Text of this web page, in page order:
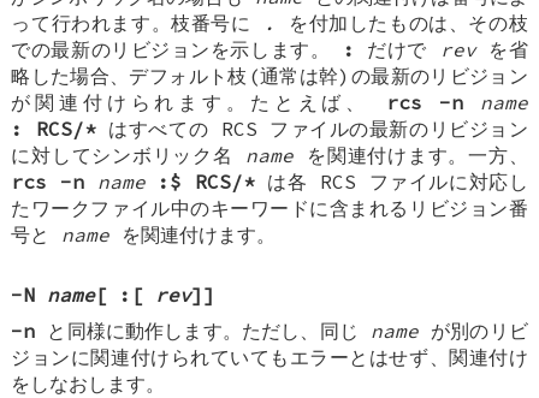
って行われます。枝番号に
.
を付加したものは、その枝
での最新のリビジョンを示します。
: だけで revを省
略した場合、デフォルト枝(通常は幹)の最新のリビジョン
が関連付けられます。たとえば、
rcs -n
name
: RCS/*はすべての RCS ファイルの最新のリビジョン
に対してシンボリック名 name を関連付けます。一方、
rcs -n
name :$ RCS/*は各 RCS ファイルに対応し
たワークファイル中のキーワードに含まれるリビジョン番
号と name を関連付けます。
-N name[ : [ rev]]
-n と同様に動作します。ただし、同じ nameが別のリビ
ジョンに関連付けられていてもエラーとはせず、関連付け
をしなおします。